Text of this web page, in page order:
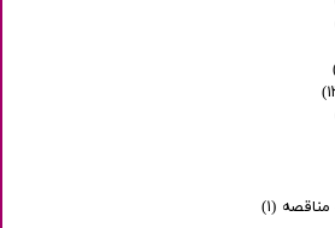
مناقصه (۱)